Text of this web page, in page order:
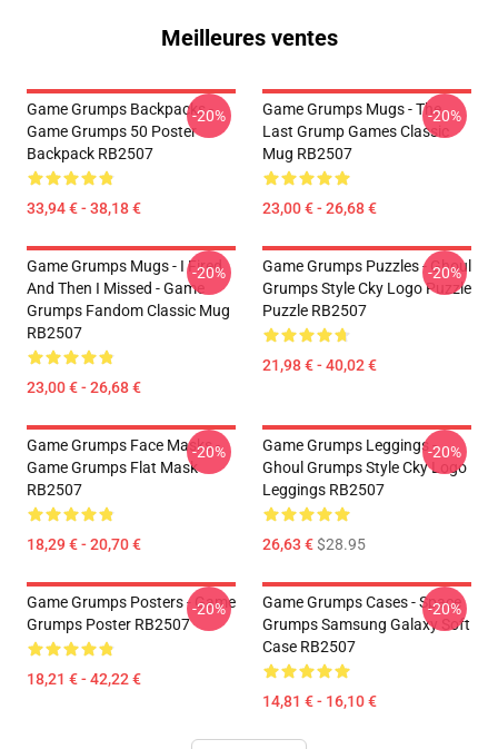
Meilleures ventes
Game Grumps Backpacks -
Game Grumps 50 Poster
Backpack RB2507
33,94 € - 38,18 €
-20%
Game Grumps Mugs - The
Last Grump Games Classic
Mug RB2507
23,00 € - 26,68 €
-20%
Game Grumps Mugs - I Fired
And Then I Missed - Game
Grumps Fandom Classic Mug
RB2507
23,00 € - 26,68 €
-20%
Game Grumps Puzzles - Ghoul
Grumps Style Cky Logo Puzzle
Puzzle RB2507
21,98 € - 40,02 €
-20%
Game Grumps Face Masks -
Game Grumps Flat Mask
RB2507
18,29 € - 20,70 €
-20%
Game Grumps Leggings -
Ghoul Grumps Style Cky Logo
Leggings RB2507
26,63 €$28.95
-20%
Game Grumps Posters - Game
Grumps Poster RB2507
18,21 € - 42,22 €
-20%
Game Grumps Cases - Space
Grumps Samsung Galaxy Soft
Case RB2507
14,81 € - 16,10 €
-20%